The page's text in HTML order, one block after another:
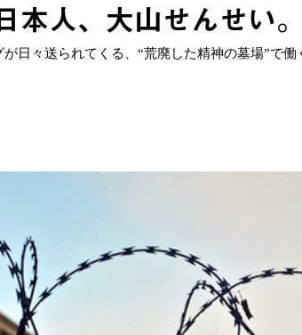
人、大山せんせい。
日々送られてくる、“荒廃した精神の墓場”で働